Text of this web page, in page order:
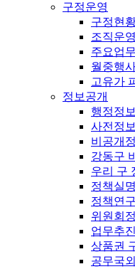
구정운영
구정현
조직운영
주요업
월중행
고유가
정보공개
행정정
사전정
비공개
강동구
우리 구
정책실
정책연구
위원회
업무추진
상품권
공무국